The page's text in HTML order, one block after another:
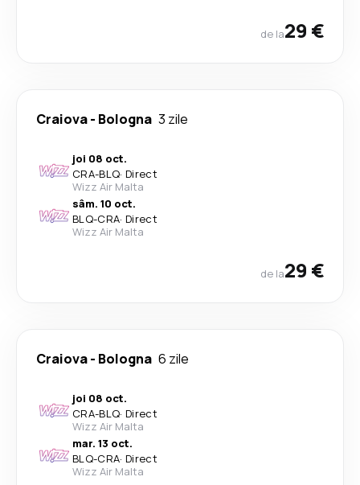
de la29 €
Craiova- Bologna 3 zile
joi 08 oct.
CRA-BLQ· Direct
Wizz Air Malta
sâm. 10 oct.
BLQ-CRA· Direct
Wizz Air Malta
de la29 €
Craiova- Bologna 6 zile
joi 08 oct.
CRA-BLQ· Direct
Wizz Air Malta
mar. 13 oct.
BLQ-CRA· Direct
Wizz Air Malta